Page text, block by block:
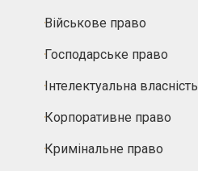
Військове право
Господарське право
Інтелектуальна власність
Корпоративне право
Кримінальне право